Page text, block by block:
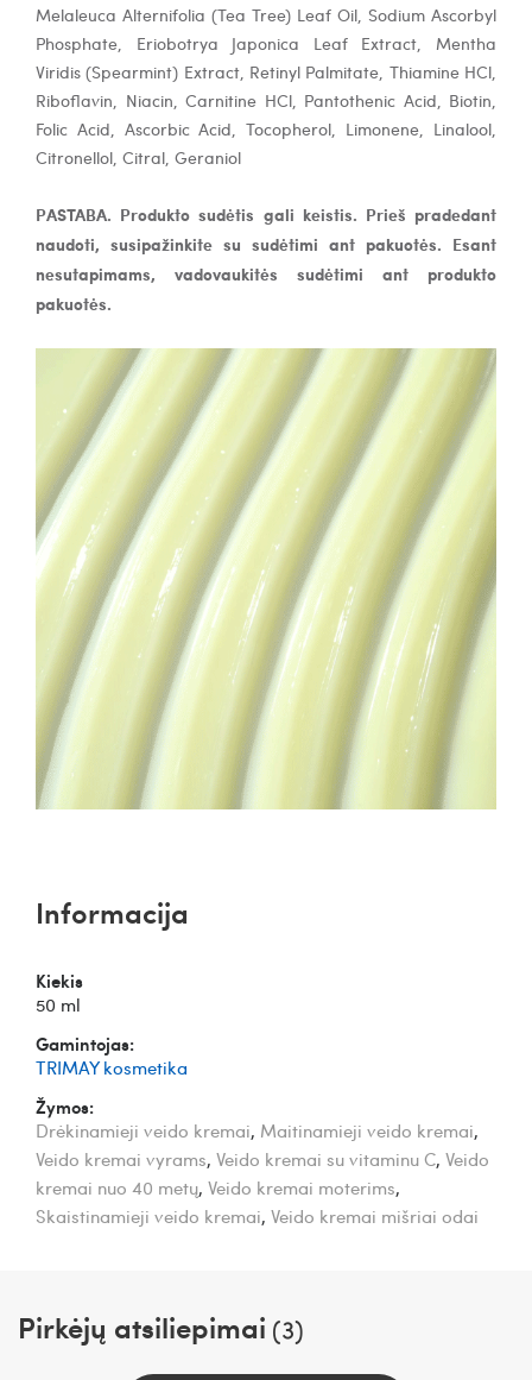
Melaleuca Alternifolia (Tea Tree) Leaf Oil, Sodium Ascorbyl
Phosphate, Eriobotrya Japonica Leaf Extract, Mentha
Viridis (Spearmint) Extract, Retinyl Palmitate, Thiamine HCl,
Riboflavin, Niacin, Carnitine HCl, Pantothenic Acid, Biotin,
Folic Acid, Ascorbic Acid, Tocopherol, Limonene, Linalool,
Citronellol, Citral, Geraniol
PASTABA. Produkto sudėtis gali keistis. Prieš pradedant
naudoti, susipažinkite su sudėtimi ant pakuotės. Esant
nesutapimams, vadovaukitės sudėtimi ant produkto
pakuotės.
Informacija
Kiekis
50 ml
Gamintojas:
TRIMAY kosmetika
Žymos:
Drėkinamieji veido kremai, Maitinamieji veido kremai,
Veido kremai vyrams, Veido kremai su vitaminu C, Veido
kremai nuo 40 metų, Veido kremai moterims,
Skaistinamieji veido kremai, Veido kremai mišriai odai
Pirkėjų atsiliepimai (3)